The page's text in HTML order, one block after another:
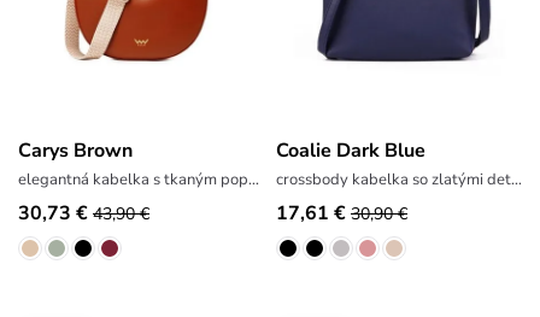
Carys Brown
elegantná kabelka s tkaným popruhom
30,73 € 43,90 €
Coalie Dark Blue
crossbody kabelka so zlatými detailmi
17,61 € 30,90 €